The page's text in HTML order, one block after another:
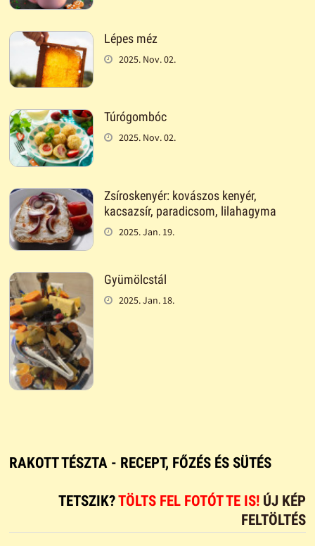
Lépes méz
2025. Nov. 02.
Túrógombóc
2025. Nov. 02.
Zsíroskenyér: kovászos kenyér,
kacsazsír, paradicsom, lilahagyma
2025. Jan. 19.
Gyümölcstál
2025. Jan. 18.
RAKOTT TÉSZTA - RECEPT, FŐZÉS ÉS SÜTÉS
TETSZIK?TÖLTS FEL FOTÓT TE IS! ÚJ KÉP
FELTÖLTÉS